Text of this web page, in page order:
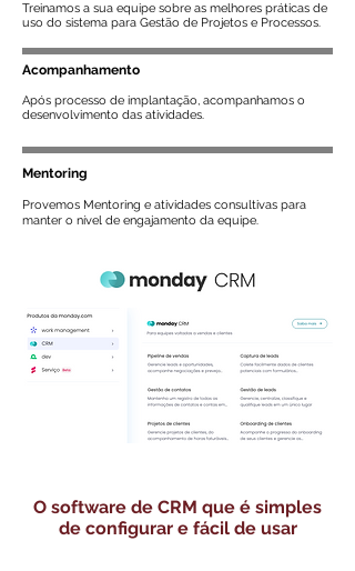
Treinamos a sua equipe sobre as melhores práticas de
uso do sistema para Gestão de Projetos e Processos.
Acompanhamento
Após processo de implantação, acompanhamos o
desenvolvimento das atividades.
Mentoring
Provemos Mentoring e atividades consultivas para
manter o nível de engajamento da equipe.
O software de CRM que é simples
de configurar e fácil de usar